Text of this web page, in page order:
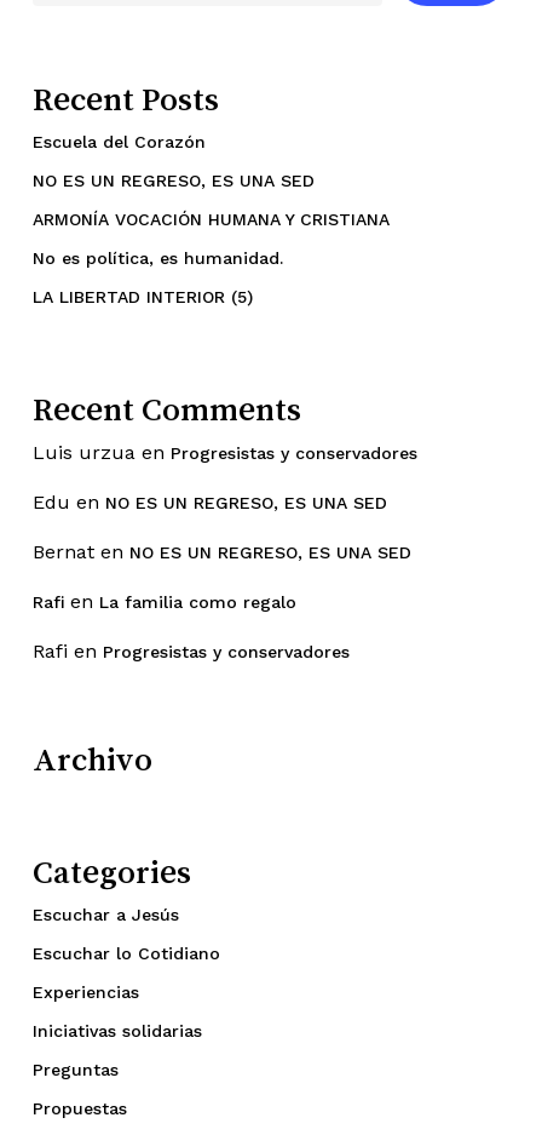
Recent Posts
Escuela del Corazón
NO ES UN REGRESO, ES UNA SED
ARMONÍA VOCACIÓN HUMANA Y CRISTIANA
No es política, es humanidad.
LA LIBERTAD INTERIOR (5)
Recent Comments
Luis urzuaen Progresistas y conservadores
Edu en NO ES UN REGRESO, ES UNA SED
Bernaten NO ES UN REGRESO, ES UNA SED
Rafien La familia como regalo
Rafi en Progresistas y conservadores
Archivo
Categories
Escuchar a Jesús
Escuchar lo Cotidiano
Experiencias
Iniciativas solidarias
Preguntas
Propuestas